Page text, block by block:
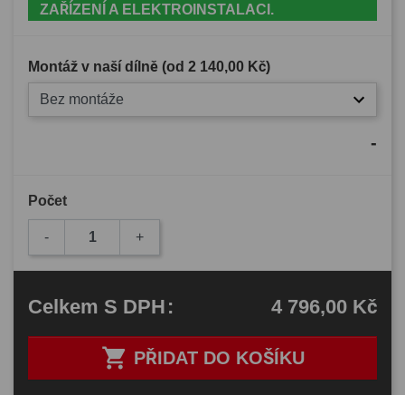
ZAŘÍZENÍ A ELEKTROINSTALACI.
Montáž v naší dílně (od 2 140,00 Kč)
Bez montáže
-
Počet
- +
 PŘIDAT DO KOŠÍKU
Celkem S DPH: 4 796,00 Kč